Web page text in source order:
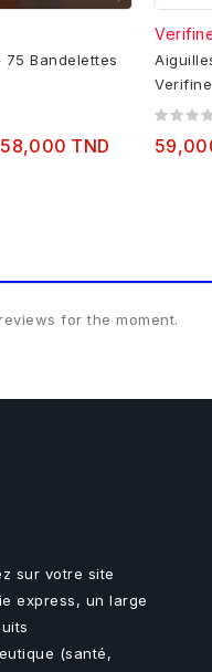
75 Bandelettes
58,000 TND
for the moment.
sur votre site
express, un large
(santé,